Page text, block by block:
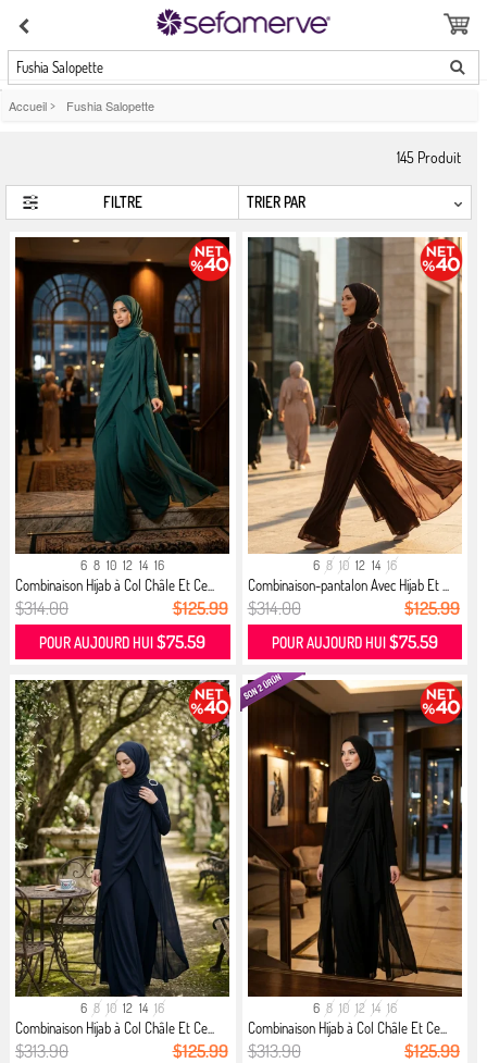
Fushia Salopette
Accueil > Fushia Salopette
145 Produit
FILTRE
6 8 10 12 14 16
Combinaison Hijab à Col Châle Et Ce...
$314.00 $125.99
POUR AUJOURD HUI$75.59
6 8 10 12 14 16
Combinaison-pantalon Avec Hijab Et ...
$314.00 $125.99
POUR AUJOURD HUI $75.59
6 8 10 12 14 16
Combinaison Hijab à Col Châle Et Ce...
$313.90 $125.99
6 8 10 12 14 16
Combinaison Hijab à Col Châle Et Ce...
$313.90 $125.99